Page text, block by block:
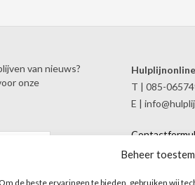
Beheer
Om de beste ervaringen te bieden, gebruiken wij
van nieuws?
onze
T | 085-
E |
Over